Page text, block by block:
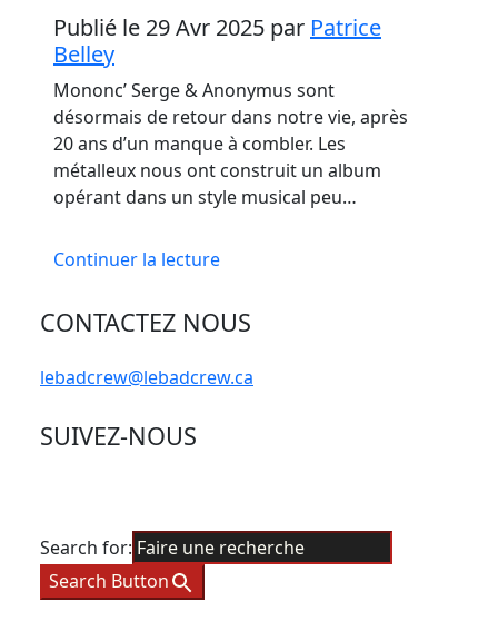
Publié le 29 Avr 2025 par Patrice
Belley
Mononc’ Serge & Anonymus sont
désormais de retour dans notre vie, après
20 ans d’un manque à combler. Les
métalleux nous ont construit un album
opérant dans un style musical peu…
Continuer la lecture
CONTACTEZ NOUS
lebadcrew@lebadcrew.ca
SUIVEZ-NOUS
Search for:
Search Button